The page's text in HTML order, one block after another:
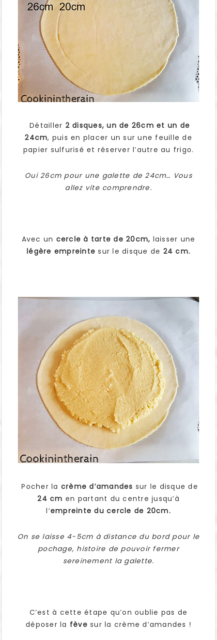
Détailler 2 disques, un de 26cm et un de
24cm, puis en placer un sur une feuille de
papier sulfurisé et réserver l’autre au frigo.
Oui 26cm pour une galette de 24cm… Vous
allez vite comprendre.
Avec un cercle à tarte de 20cm, laisser une
légère empreinte sur le disque de 24 cm.
Pocher la crème d’amandes sur le disque de
24 cm en partant du centre jusqu’à
l’empreinte du cercle de 20cm.
On se laisse 4-5cm à distance du bord pour le
pochage, histoire de pouvoir fermer
sereinement la galette.
C’est à cette étape qu’on oublie pas de
déposer la fève sur la crème d’amandes !